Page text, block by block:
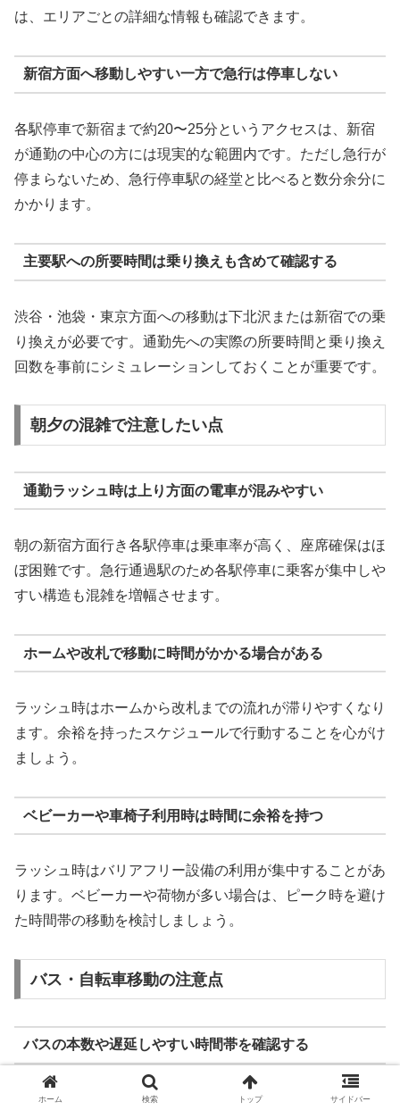
は、エリアごとの詳細な情報も確認できます。
新宿方面へ移動しやすい一方で急行は停車しない
各駅停車で新宿まで約20〜25分というアクセスは、新宿
が通勤の中心の方には現実的な範囲内です。ただし急行が
停まらないため、急行停車駅の経堂と比べると数分余分に
かかります。
主要駅への所要時間は乗り換えも含めて確認する
渋谷・池袋・東京方面への移動は下北沢または新宿での乗
り換えが必要です。通勤先への実際の所要時間と乗り換え
回数を事前にシミュレーションしておくことが重要です。
朝夕の混雑で注意したい点
通勤ラッシュ時は上り方面の電車が混みやすい
朝の新宿方面行き各駅停車は乗車率が高く、座席確保はほ
ぼ困難です。急行通過駅のため各駅停車に乗客が集中しや
すい構造も混雑を増幅させます。
ホームや改札で移動に時間がかかる場合がある
ラッシュ時はホームから改札までの流れが滞りやすくなり
ます。余裕を持ったスケジュールで行動することを心がけ
ましょう。
ベビーカーや車椅子利用時は時間に余裕を持つ
ラッシュ時はバリアフリー設備の利用が集中することがあ
ります。ベビーカーや荷物が多い場合は、ピーク時を避け
た時間帯の移動を検討しましょう。
バス・自転車移動の注意点
バスの本数や遅延しやすい時間帯を確認する
千歳船橋周辺のバス路線は複数ありますが、道路渋滞の影
ホーム 検索 トップ サイドバー